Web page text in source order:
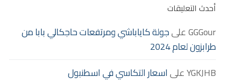
أحدث التعليقات
GGGourعلىجولة كاياباشي ومرتفعات حاجكالي بابا من
طرابزون لعام 2024
YGKJHBعلىاسعار التكاسي في اسطنبول